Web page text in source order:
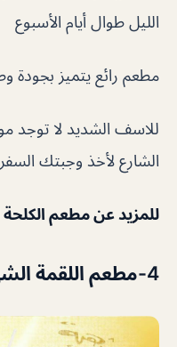
الليل طوال أيام الأسبوع
مطعم رائع يتميز بجودة
للاسف الشديد لا توجد
الشارع لأخذ وجبتك
للمزيد عن مطعم الكلحة
4-مطعم اللقمة الشهية